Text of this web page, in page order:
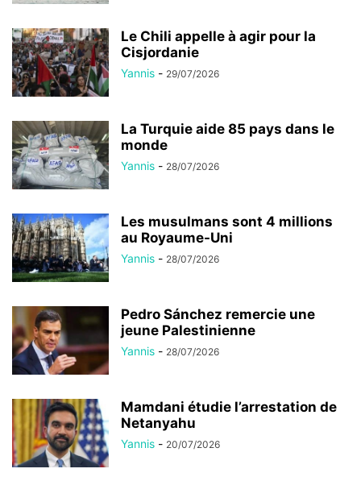
Le Chili appelle à agir pour la
Cisjordanie
Yannis - 29/07/2026
La Turquie aide 85 pays dans le
monde
Yannis - 28/07/2026
Les musulmans sont 4 millions
au Royaume-Uni
Yannis - 28/07/2026
Pedro Sánchez remercie une
jeune Palestinienne
Yannis - 28/07/2026
Mamdani étudie l’arrestation de
Netanyahu
Yannis - 20/07/2026